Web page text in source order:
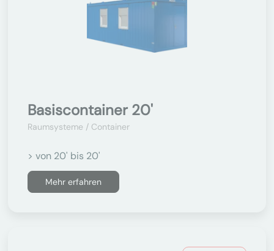
Basiscontainer 20'
Raumsysteme / Container
> von 20' bis 20'
Mehr erfahren